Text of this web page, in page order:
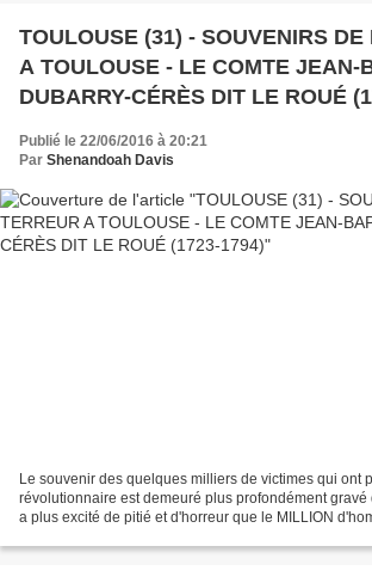
TOULOUSE (31) - SOUVENIRS DE
A TOULOUSE - LE COMTE JEAN-
DUBARRY-CÉRÈS DIT LE ROUÉ
Publié le 22/06/2016 à 20:21
Par Shenandoah Davis
Le souvenir des quelques milliers de victimes qui ont
révolutionnaire est demeuré plus profondément
a plus excité de pitié et d'horreur que le MILLION